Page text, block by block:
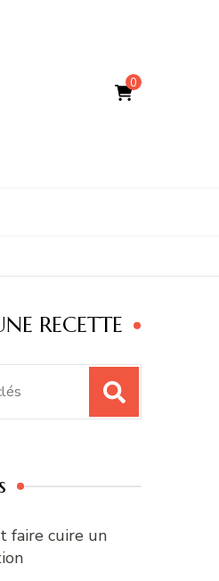
0
RECETTE
faire cuire un